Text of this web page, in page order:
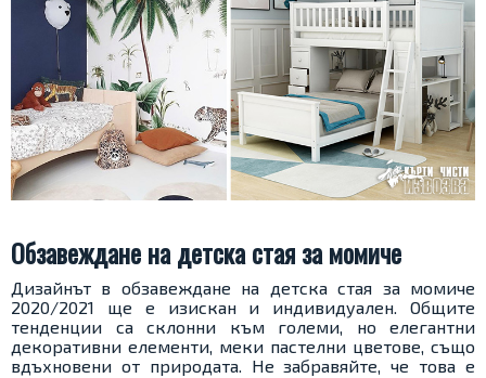
Обзавеждане на детска стая за момиче
Дизайнът в обзавеждане на детска стая за момиче
2020/2021 ще е изискан и индивидуален. Общите
тенденции са склонни към големи, но елегантни
декоративни елементи, меки пастелни цветове, също
вдъхновени от природата. Не забравяйте, че това е